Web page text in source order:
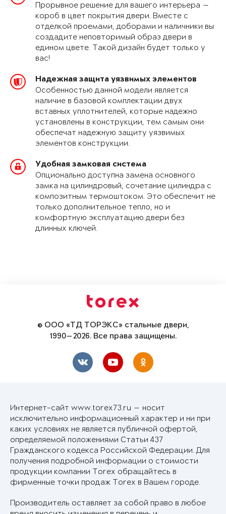
Прорывное решение для вашего интерьера —
короб в цвет покрытия двери. Вместе с
отделкой проемами, доборами и наличники вы
создадите неповторимый образ двери в
едином цвете. Такой дизайн будет только у
вас!
Надежная защита уязвимых элементов
Особенностью данной модели является
наличие в базовой комплектации двух
вставных уплотнителей, которые надежно
установлены в конструкции, тем самым они
обеспечат надежную защиту уязвимых
элементов конструкции.
Удобная замковая система
Опционально доступна замена основного
замка на цилиндровый, сочетание цилиндра с
композитным термоштоком. Это обеспечит не
только дополнительное тепло, но и
комфортную эксплуатацию двери без
длинных ключей.
© ООО «ТД ТОРЭКС» стальные двери,
1990—2026. Все права защищены.
Интернет-сайт www.torex73.ru — носит
исключительно информационный характер и ни при
каких условиях не является публичной офертой,
определяемой положениями Статьи 437
Гражданского кодекса Российской Федерации. Для
получения подробной информации о стоимости
продукции компании Torex обращайтесь в
фирменные точки продаж Torex в Вашем городе.
Производитель оставляет за собой право в любое